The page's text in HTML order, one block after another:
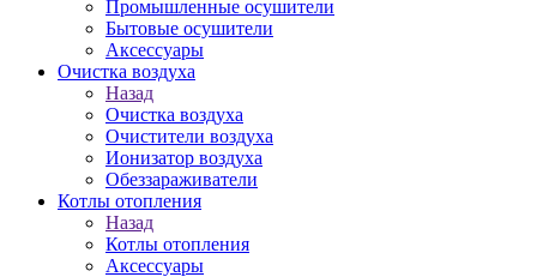
Промышленные осушители
Бытовые осушители
Аксессуары
Очистка воздуха
Назад
Очистка воздуха
Очистители воздуха
Ионизатор воздуха
Обеззараживатели
Котлы отопления
Назад
Котлы отопления
Аксессуары